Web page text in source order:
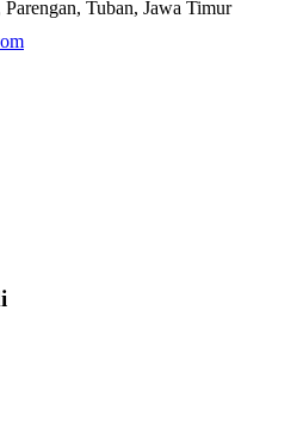
Tuban, Jawa Timur